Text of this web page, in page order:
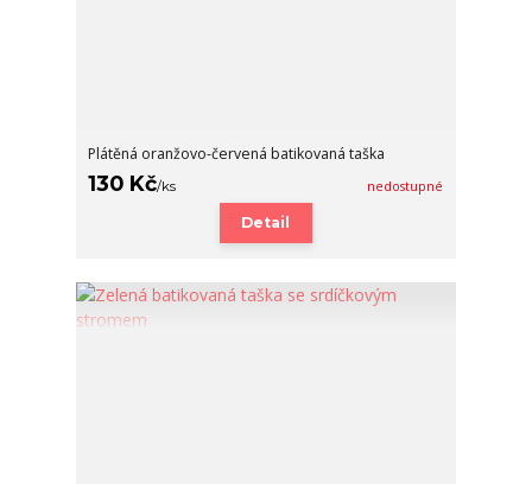
Plátěná oranžovo-červená batikovaná taška
130 Kč/ks nedostupné
Detail